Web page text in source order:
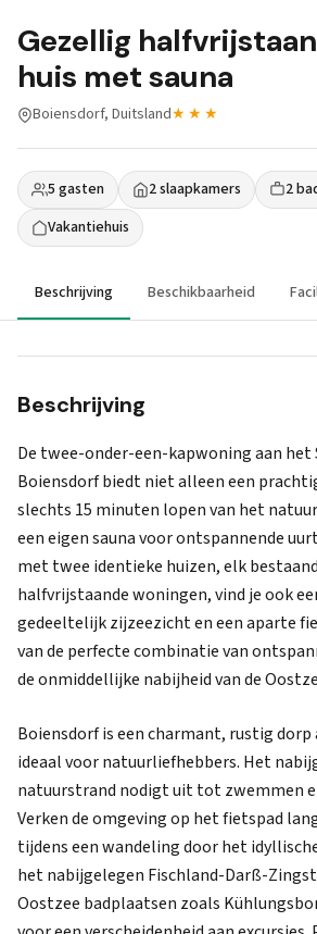
Gezellig
huis met sauna
Boiensdorf, Duitsland★★★
5 gasten 2 slaapkamers 2
Vakantiehuis
Beschrijving Beschikbaarheid
Beschrijving
De twee-onder-een-kapwoning aan het
Boiensdorf biedt niet alleen een
slechts 15 minuten lopen van het
een eigen sauna voor ontspannende
met twee identieke huizen, elk
halfvrijstaande woningen, vind je ook
gedeeltelijk zijzeezicht en een aparte
van de perfecte combinatie van
de onmiddellijke nabijheid van de
Boiensdorf is een charmant, rustig dorp
ideaal voor natuurliefhebbers. Het
natuurstrand nodigt uit tot zwemmen
Verken de omgeving op het fietspad
tijdens een wandeling door het
het nabijgelegen Fischland-Darß-
Oostzee badplaatsen zoals